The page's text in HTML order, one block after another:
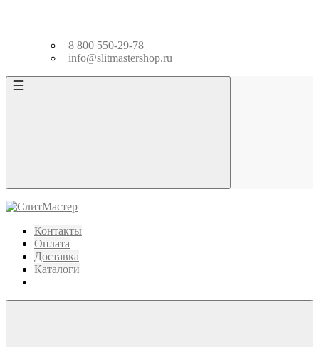
8 800 550-29-78
info@slitmastershop.ru
Контакты
Оплата
Доставка
Каталоги